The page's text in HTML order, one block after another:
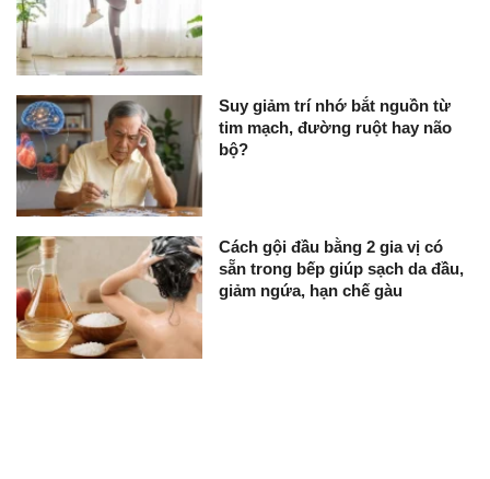
Suy giảm trí nhớ bắt nguồn từ
tim mạch, đường ruột hay não
bộ?
Cách gội đầu bằng 2 gia vị có
sẵn trong bếp giúp sạch da đầu,
giảm ngứa, hạn chế gàu